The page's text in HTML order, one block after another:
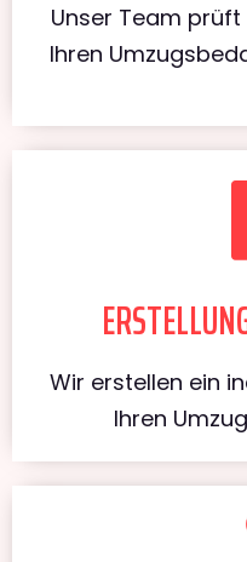
Unser Team
Ihren
Wir erstellen ein
Ihren